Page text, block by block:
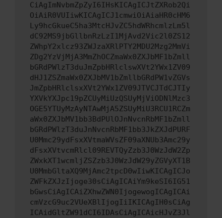
CiAgImNvbmZpZyI6IHsKICAgICJtZXRob2Qi
OiAiR0VUIiwKICAgICJ1cmwiOiAiaHR0cHM6
Ly9hcGkueC5ha3MtcHJvZC5hdWRhcmlzLm5l
dC92MS9jbGllbnRzLzI1MjAvd2Vic2l0ZS12
ZWhpY2xlcz93ZWJzaXRlPTY2MDU2Mzg2MmVi
ZDg2YzVjMjA3MmZhOCZmaWx0ZXJbMF1bZmll
bGRdPWlzT3duJmZpbHRlclswXVt2YWx1ZV09
dHJ1ZSZmaWx0ZXJbMV1bZmllbGRdPW1vZGVs
JmZpbHRlclsxXVt2YWx1ZV09JTVCJTdCJTIy
YXVkYXJpc19pZCUyMiUzQSUyMjViODNlMzc3
OGE5YTUyMzAyNTAwMjA5ZSUyMiU3RCU1RCZm
aWx0ZXJbMV1bb3BdPUlOJnNvcnRbMF1bZmll
bGRdPWlzT3duJnNvcnRbMF1bb3JkZXJdPURF
U0Mmc29ydFsxXVtmaWVsZF09aXNUb3Amc29y
dFsxXVtvcmRlcl09REVTQyZzb3J0WzJdW2Zp
ZWxkXT1wcmljZSZzb3J0WzJdW29yZGVyXT1B
U0MmbGltaXQ9MjAmc2tpcD0wIiwKICAgICJo
ZWFkZXJzIjoge30sCiAgICAiYm9keSI6IG51
bGwsCiAgICAiZXhwZWN0IjogewogICAgICAi
cmVzcG9uc2VUeXBlIjogIiIKICAgIH0sCiAg
ICAidGltZW91dCI6IDAsCiAgICAicHJvZ3Jl